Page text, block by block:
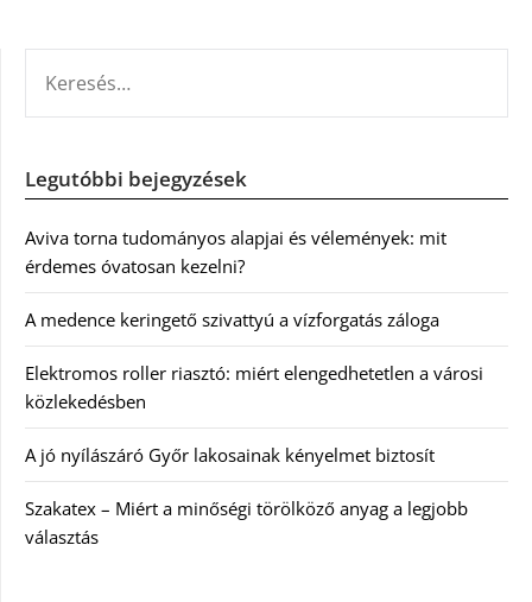
Legutóbbi bejegyzések
Aviva torna tudományos alapjai és vélemények: mit
érdemes óvatosan kezelni?
A medence keringető szivattyú a vízforgatás záloga
Elektromos roller riasztó: miért elengedhetetlen a városi
közlekedésben
A jó nyílászáró Győr lakosainak kényelmet biztosít
Szakatex – Miért a minőségi törölköző anyag a legjobb
választás